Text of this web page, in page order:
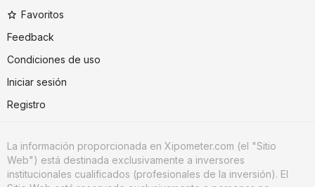
Favoritos
Feedback
Condiciones de uso
Iniciar sesión
Registro
La información proporcionada en Xipometer.com (el "Sitio
Web") está destinada exclusivamente a inversores
institucionales cualificados (profesionales de la inversión). El